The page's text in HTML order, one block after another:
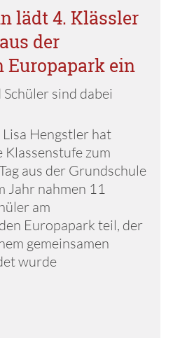
lädt 4. Klässler
der
Europapark ein
sind dabei
Hengstler hat
zum
aus der Grundschule
Jahr nahmen 11
am
Europapark teil, der
gemeinsamen
wurde